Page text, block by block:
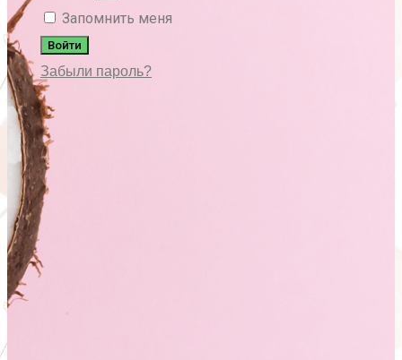
Запомнить меня
Войти
Забыли пароль?